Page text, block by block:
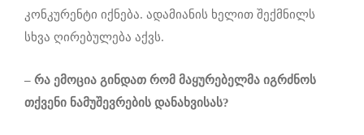
კონკურენტი იქნება. ადამიანის ხელით შექმნილს
სხვა ღირებულება აქვს.
– რა ემოცია გინდათ რომ მაყურებელმა იგრძნოს
თქვენი ნამუშევრების დანახვისას?